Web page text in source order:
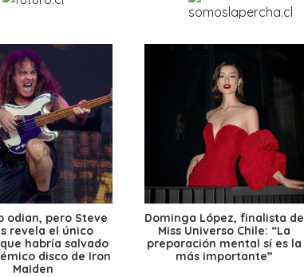
odian, pero Steve
revela el único
habría salvado
disco de Iron
Maiden
Dominga López, finalista de
Miss Universo Chile: “La
preparación mental sí es la
más importante”